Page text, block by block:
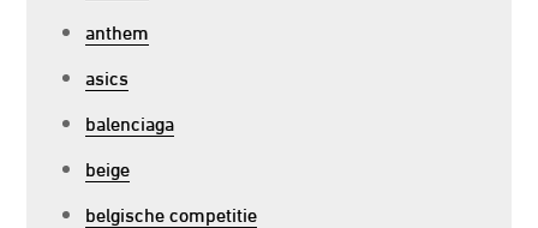
anthem
asics
balenciaga
beige
belgische competitie